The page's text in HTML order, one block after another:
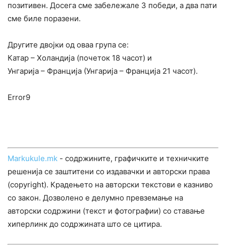
позитивен. Досега сме забележале 3 победи, а два пати
сме биле поразени.
Другите двојки од оваа група се:
Катар – Холандија (почеток 18 часот) и
Унгарија – Франција (Унгарија – Франција 21 часот).
Error9
Markukule.mk - содржините, графичките и техничките
решенија се заштитени со издавачки и авторски права
(copyright). Крадењето на авторски текстови е казниво
со закон. Дозволено е делумно превземање на
авторски содржини (текст и фотографии) со ставање
хиперлинк до содржината што се цитира.